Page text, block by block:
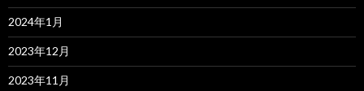
2024年1月
2023年12月
2023年11月